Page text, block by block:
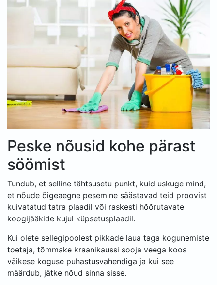
Peske nõusid kohe pärast
söömist
Tundub, et selline tähtsusetu punkt, kuid uskuge mind,
et nõude õigeaegne pesemine säästavad teid proovist
kuivatatud tatra plaadil või raskesti hõõrutavate
koogijääkide kujul küpsetusplaadil.
Kui olete sellegipoolest pikkade laua taga kogunemiste
toetaja, tõmmake kraanikaussi sooja veega koos
väikese koguse puhastusvahendiga ja kui see
määrdub, jätke nõud sinna sisse.